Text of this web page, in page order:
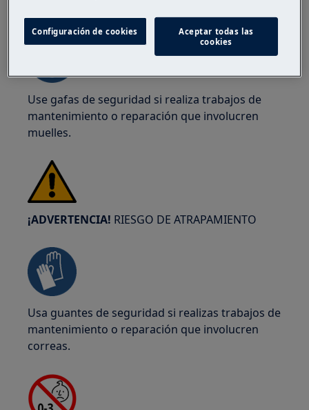
Use gafas de seguridad si realiza trabajos de
mantenimiento o reparación que involucren
muelles.
¡ADVERTENCIA! RIESGO DE ATRAPAMIENTO
Usa guantes de seguridad si realizas trabajos de
mantenimiento o reparación que involucren
correas.
Configuración de cookies
Aceptar todas las
cookies